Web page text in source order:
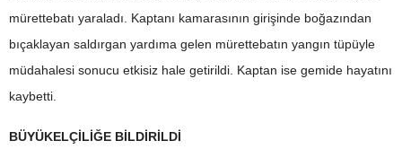
mürettebatı yaraladı. Kaptanı kamarasının girişinde boğazından
bıçaklayan saldırgan yardıma gelen mürettebatın yangın tüpüyle
müdahalesi sonucu etkisiz hale getirildi. Kaptan ise gemide hayatını
kaybetti.
BÜYÜKELÇİLİĞE BİLDİRİLDİ